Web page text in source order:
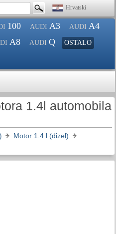
Hrvatski
100 AUDI A3 AUDI A4
A8 AUDI Q OSTALO
1.4l automobila
Motor 1.4 l (dizel)